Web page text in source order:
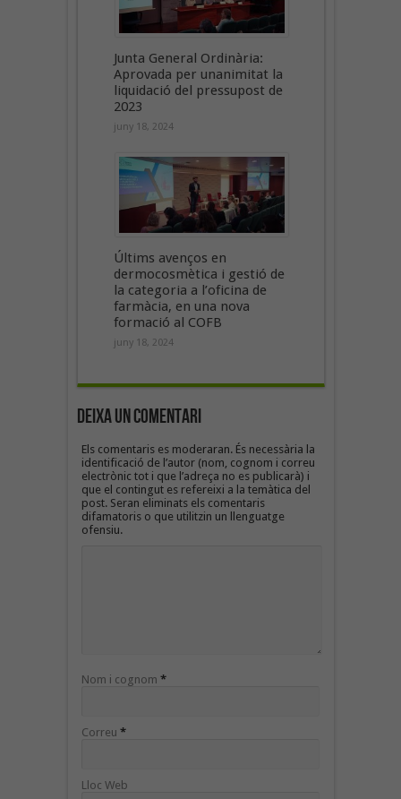
Junta General Ordinària:
Aprovada per unanimitat la
liquidació del pressupost de
2023
juny 18, 2024
Últims avenços en
dermocosmètica i gestió de
la categoria a l’oficina de
farmàcia, en una nova
formació al COFB
juny 18, 2024
Deixa un Comentari
Els comentaris es moderaran. És necessària la
identificació de l’autor (nom, cognom i correu
electrònic tot i que l’adreça no es publicarà) i
que el contingut es refereixi a la temàtica del
post. Seran eliminats els comentaris
difamatoris o que utilitzin un llenguatge
ofensiu.
Nom i cognom *
Correu *
Lloc Web